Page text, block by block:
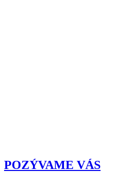
POZÝVAME VÁS